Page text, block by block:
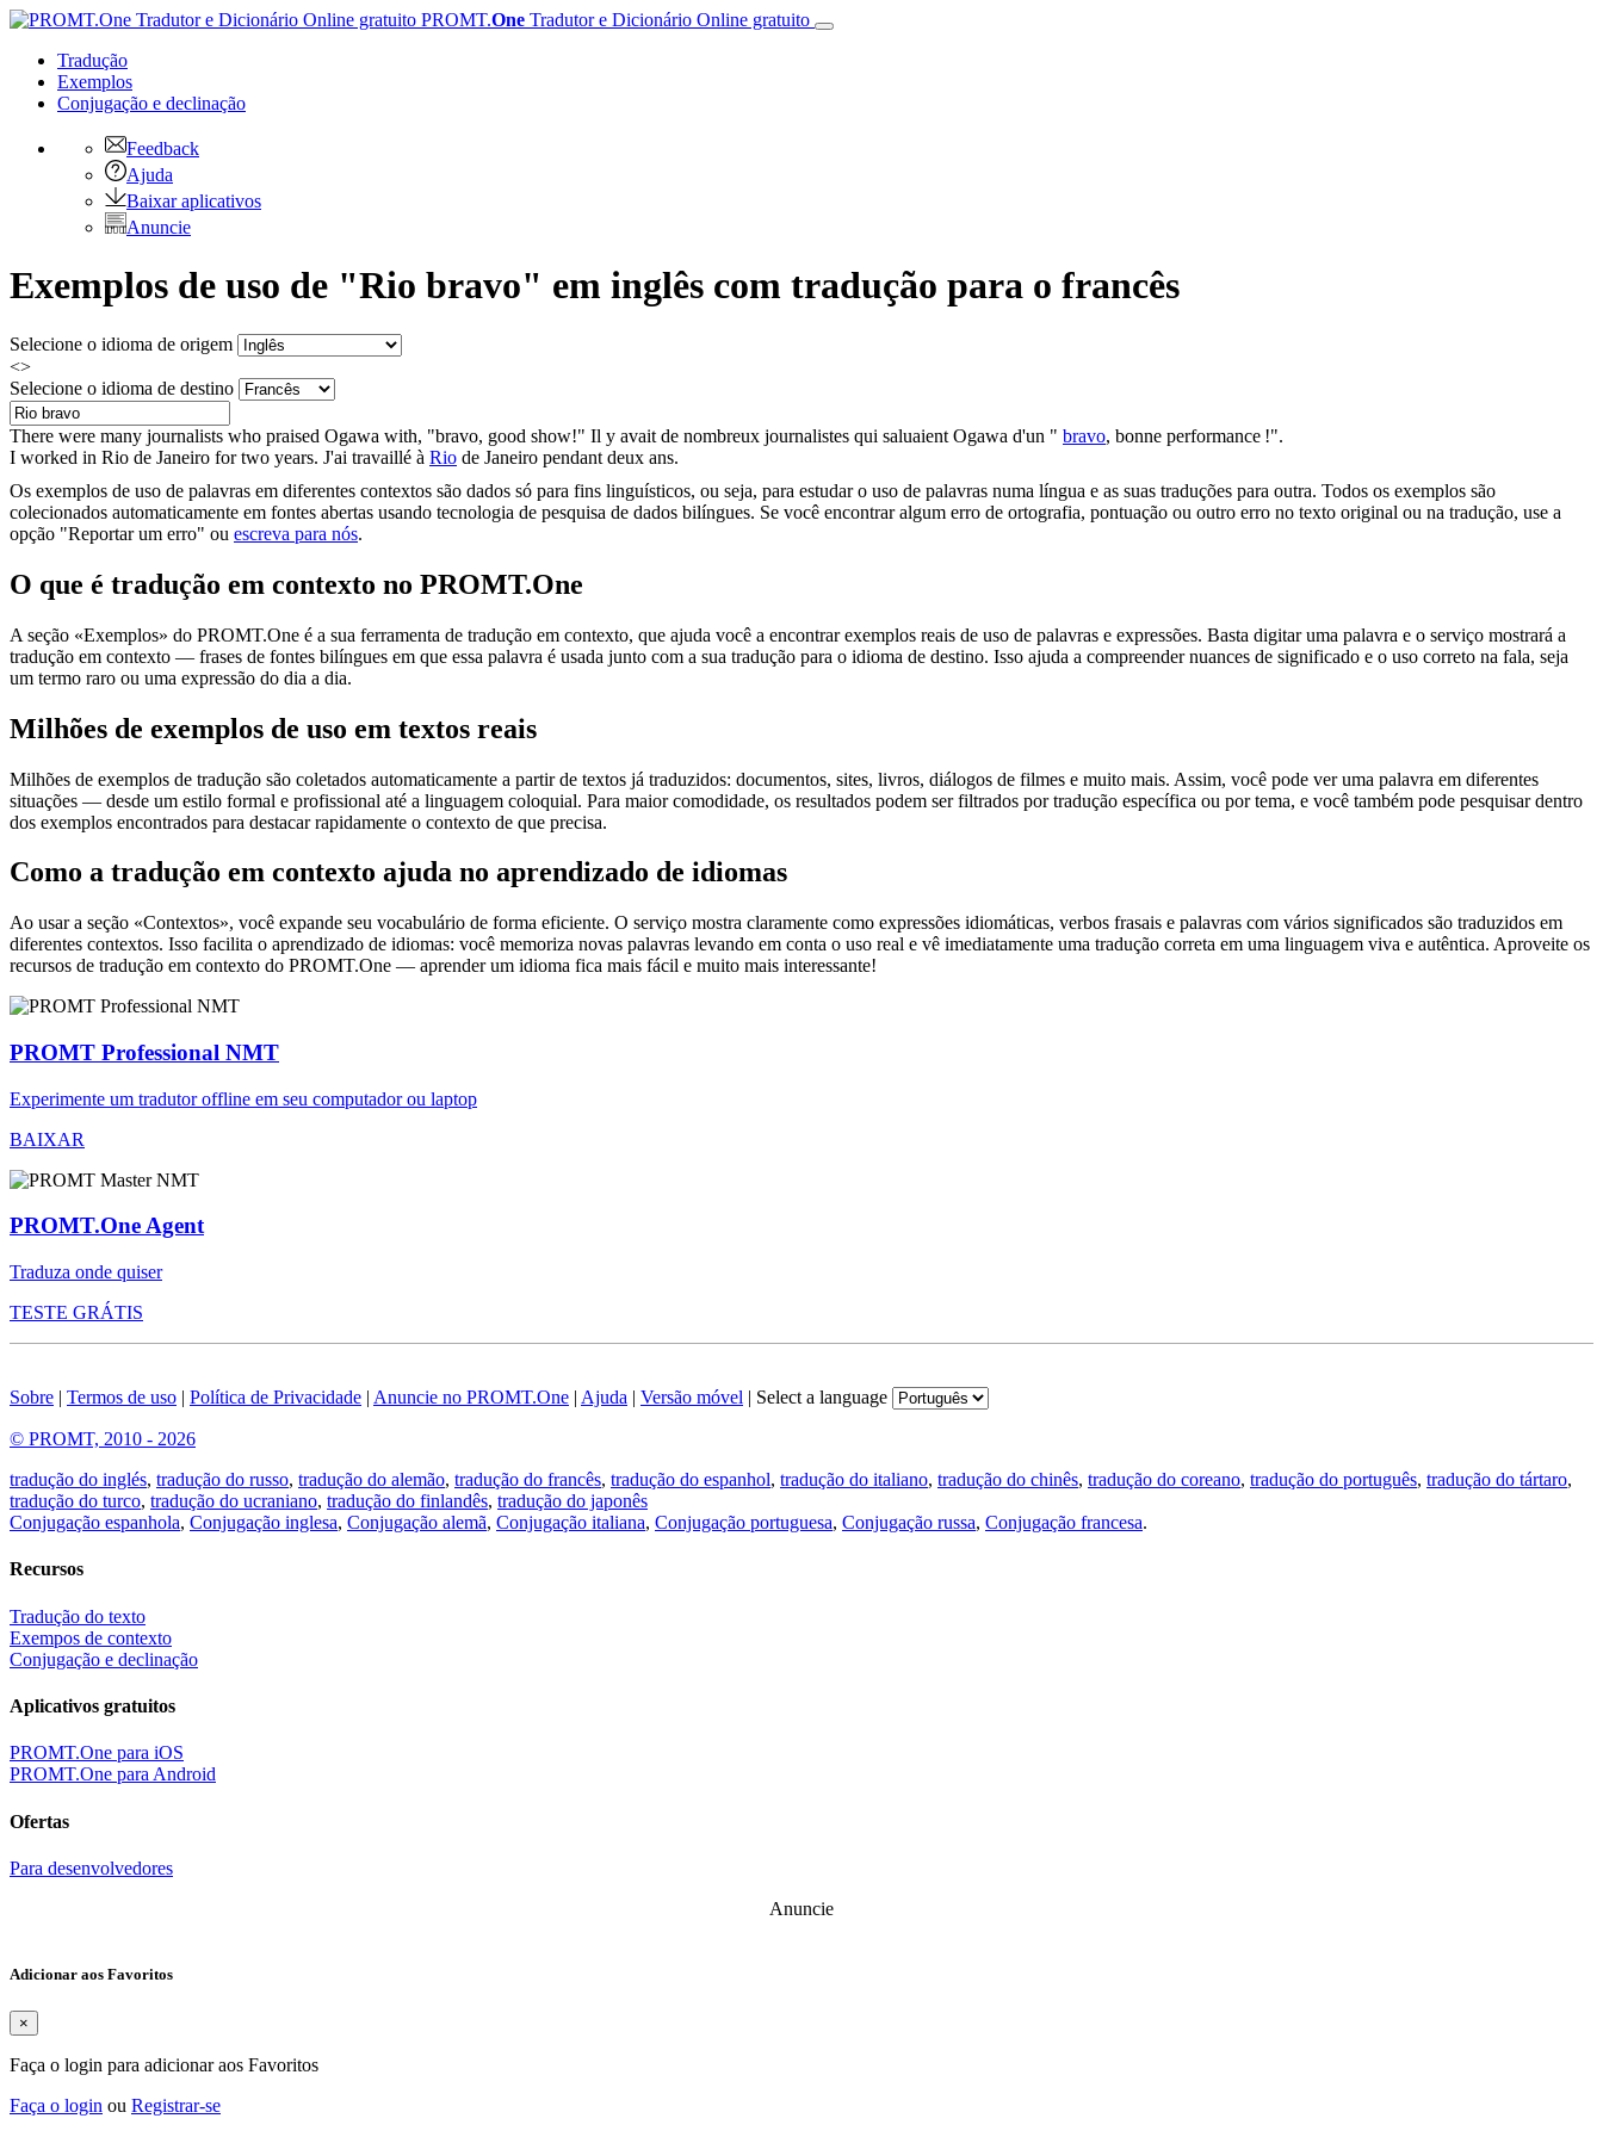
PROMT.One Tradutor e Dicionário Online gratuito
Tradução
Exemplos
Conjugação e declinação
Feedback
Ajuda
Baixar aplicativos
Anuncie
Exemplos de uso de "Rio bravo" em inglês com tradução para o francês
Selecione o idioma de origem
<>
Selecione o idioma de destino
There were many journalists who praised Ogawa with, "bravo, good show!" Il y avait de nombreux journalistes qui saluaient Ogawa d'un " bravo, bonne performance !".
I worked in Rio de Janeiro for two years. J'ai travaillé à Rio de Janeiro pendant deux ans.
Os exemplos de uso de palavras em diferentes contextos são dados só para fins linguísticos, ou seja, para estudar o uso de palavras numa língua e as suas traduções para outra. Todos os exemplos são
colecionados automaticamente em fontes abertas usando tecnologia de pesquisa de dados bilíngues. Se você encontrar algum erro de ortografia, pontuação ou outro erro no texto original ou na tradução, use a
opção "Reportar um erro" ou escreva para nós.
O que é tradução em contexto no PROMT.One
A seção «Exemplos» do PROMT.One é a sua ferramenta de tradução em contexto, que ajuda você a encontrar exemplos reais de uso de palavras e expressões. Basta digitar uma palavra e o serviço mostrará a
tradução em contexto — frases de fontes bilíngues em que essa palavra é usada junto com a sua tradução para o idioma de destino. Isso ajuda a compreender nuances de significado e o uso correto na fala, seja
um termo raro ou uma expressão do dia a dia.
Milhões de exemplos de uso em textos reais
Milhões de exemplos de tradução são coletados automaticamente a partir de textos já traduzidos: documentos, sites, livros, diálogos de filmes e muito mais. Assim, você pode ver uma palavra em diferentes
situações — desde um estilo formal e profissional até a linguagem coloquial. Para maior comodidade, os resultados podem ser filtrados por tradução específica ou por tema, e você também pode pesquisar dentro
dos exemplos encontrados para destacar rapidamente o contexto de que precisa.
Como a tradução em contexto ajuda no aprendizado de idiomas
Ao usar a seção «Contextos», você expande seu vocabulário de forma eficiente. O serviço mostra claramente como expressões idiomáticas, verbos frasais e palavras com vários significados são traduzidos em
diferentes contextos. Isso facilita o aprendizado de idiomas: você memoriza novas palavras levando em conta o uso real e vê imediatamente uma tradução correta em uma linguagem viva e autêntica. Aproveite os
recursos de tradução em contexto do PROMT.One — aprender um idioma fica mais fácil e muito mais interessante!
PROMT Professional NMT
Experimente um tradutor offline em seu computador ou laptop
BAIXAR
PROMT.One Agent
Traduza onde quiser
TESTE GRÁTIS
Sobre | Termos de uso | Política de Privacidade | Anuncie no PROMT.One | Ajuda | Versão móvel | Select a language
© PROMT, 2010 - 2026
tradução do inglés, tradução do russo, tradução do alemão, tradução do francês, tradução do espanhol, tradução do italiano, tradução do chinês, tradução do coreano, tradução do português, tradução do tártaro,
tradução do turco, tradução do ucraniano, tradução do finlandês, tradução do japonês
Conjugação espanhola, Conjugação inglesa, Conjugação alemã, Conjugação italiana, Conjugação portuguesa, Conjugação russa, Conjugação francesa.
Recursos
Tradução do texto
Exempos de contexto
Conjugação e declinação
Aplicativos gratuitos
PROMT.One para iOS
PROMT.One para Android
Ofertas
Para desenvolvedores
Anuncie
Adicionar aos Favoritos
×
Faça o login para adicionar aos Favoritos
Faça o login ou Registrar-se